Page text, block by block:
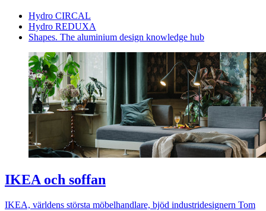
Hydro CIRCAL
Hydro REDUXA
Shapes. The aluminium design knowledge hub
IKEA och soffan
IKEA, världens största möbelhandlare, bjöd industridesignern Tom